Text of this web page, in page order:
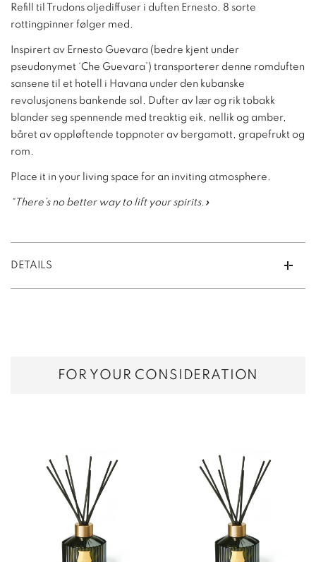
Refill til Trudons oljediffuser i duften Ernesto. 8 sorte
rottingpinner følger med.
Inspirert av Ernesto Guevara (bedre kjent under
pseudonymet ‘Che Guevara’) transporterer denne romduften
sansene til et hotell i Havana under den kubanske
revolusjonens bankende sol. Dufter av lær og rik tobakk
blander seg spennende med treaktig eik, nellik og amber,
båret av oppløftende toppnoter av bergamott, grapefrukt og
rom.
Place it in your living space for an inviting atmosphere.
“There’s no better way to lift your spirits.»
DETAILS
FOR YOUR CONSIDERATION